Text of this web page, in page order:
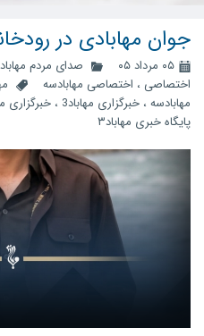
جوان مهابادی در
۰۵ مرداد ۰۵ صدای مردم مهاباد
اختصاصی ، اختصاصی مهابادسه
مهابادسه ، خبرگزاری مهاباد3 ، خبرگزاری
پایگاه خبری مهاباد۳